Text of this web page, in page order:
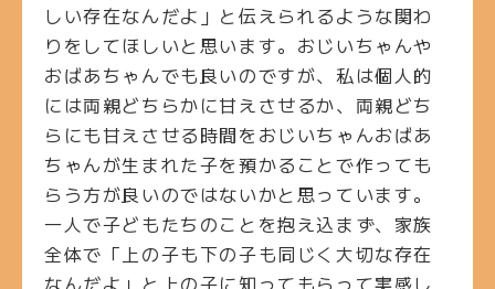
しい存在なんだよ」と伝えられるような関わ
りをしてほしいと思います。おじいちゃんや
おばあちゃんでも良いのですが、 私は個人的
には両親どちらかに甘えさせるか、両親どち
らにも甘えさせる時間をおじいちゃんおばあ
ちゃんが生まれた子を預かることで作っても
らう方が良いのではないかと思っています。
一人で子どもたちのことを抱え込まず、家族
全体で「上の子も下の子も同じく大切な存在
なんだよ」と上の子に知ってもらって実感し